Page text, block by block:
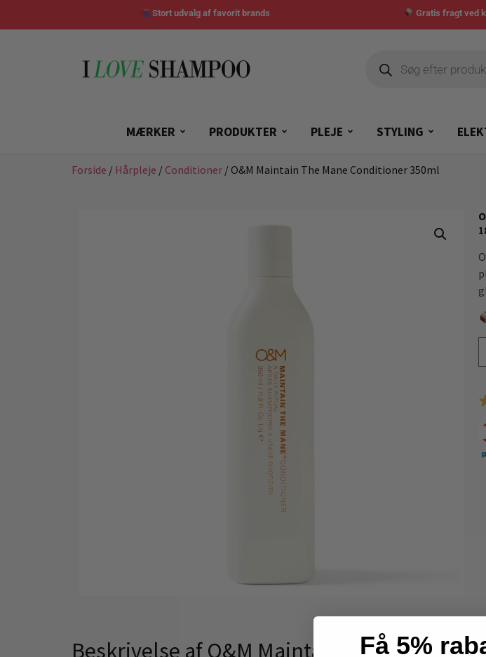
Stort udvalg af favorit brands Gratis fragt ved
MÆRKER PRODUKTER PLEJE STYLING
Forside / Hårpleje / Conditioner / O&M Maintain The Mane Conditioner 350ml
Beskrivelse af O&M Maintain The Mane
Få 5%